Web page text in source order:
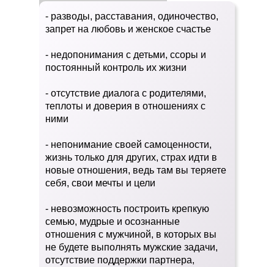
- разводы, расставания, одиночество,
запрет на любовь и женское счастье
- недопонимания с детьми, ссоры и
постоянный контроль их жизни
- отсутствие диалога с родителями,
теплоты и доверия в отношениях с
ними
- непонимание своей самоценности,
жизнь только для других, страх идти в
новые отношения, ведь там вы теряете
себя, свои мечты и цели
- невозможность построить крепкую
семью, мудрые и осознанные
отношения с мужчиной, в которых вы
не будете выполнять мужские задачи,
отсутствие поддержки партнера,